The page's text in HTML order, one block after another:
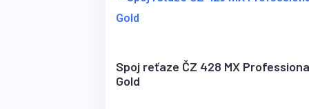
Spoj reťaze ČZ 428 MX
Gold